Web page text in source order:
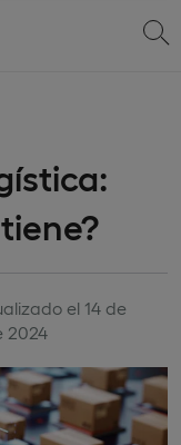
el 14 de
2024